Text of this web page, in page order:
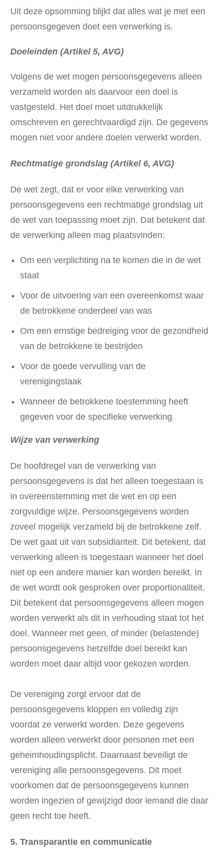
Uit deze opsomming blijkt dat alles wat je met een
persoonsgegeven doet een verwerking is.
Doeleinden (Artikel 5, AVG)
Volgens de wet mogen persoonsgegevens alleen
verzameld worden als daarvoor een doel is
vastgesteld. Het doel moet uitdrukkelijk
omschreven en gerechtvaardigd zijn. De gegevens
mogen niet voor andere doelen verwerkt worden.
Rechtmatige grondslag (Artikel 6, AVG)
De wet zegt, dat er voor elke verwerking van
persoonsgegevens een rechtmatige grondslag uit
de wet van toepassing moet zijn. Dat betekent dat
de verwerking alleen mag plaatsvinden:
Om een verplichting na te komen die in de wet
staat
Voor de uitvoering van een overeenkomst waar
de betrokkene onderdeel van was
Om een ernstige bedreiging voor de gezondheid
van de betrokkene te bestrijden
Voor de goede vervulling van de
verenigingstaak
Wanneer de betrokkene toestemming heeft
gegeven voor de specifieke verwerking
Wijze van verwerking
De hoofdregel van de verwerking van
persoonsgegevens is dat het alleen toegestaan is
in overeenstemming met de wet en op een
zorgvuldige wijze. Persoonsgegevens worden
zoveel mogelijk verzameld bij de betrokkene zelf.
De wet gaat uit van subsidiariteit. Dit betekent, dat
verwerking alleen is toegestaan wanneer het doel
niet op een andere manier kan worden bereikt. In
de wet wordt ook gesproken over proportionaliteit.
Dit betekent dat persoonsgegevens alleen mogen
worden verwerkt als dit in verhouding staat tot het
doel. Wanneer met geen, of minder (belastende)
persoonsgegevens hetzelfde doel bereikt kan
worden moet daar altijd voor gekozen worden.
De vereniging zorgt ervoor dat de
persoonsgegevens kloppen en volledig zijn
voordat ze verwerkt worden. Deze gegevens
worden alleen verwerkt door personen met een
geheimhoudingsplicht. Daarnaast beveiligt de
vereniging alle persoonsgegevens. Dit moet
voorkomen dat de persoonsgegevens kunnen
worden ingezien of gewijzigd door iemand die daar
geen recht toe heeft.
5. Transparantie en communicatie